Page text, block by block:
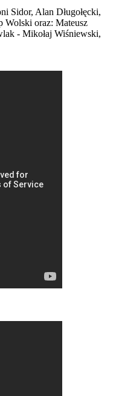
Sidor, Alan Długołęcki,
Wolski oraz: Mateusz
- Mikołaj Wiśniewski,